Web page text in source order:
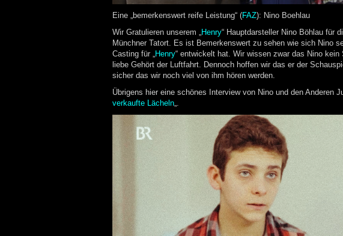
Eine „bemerkenswert reife Leistung“ (FAZ): Nino Boehlau
Wir Gratulieren unserem „Henry“ Hauptdarsteller Nino Böhlau für
Münchner Tatort. Es ist Bemerkenswert zu sehen wie sich Nino
Casting für „Henry“ entwickelt hat. Wir wissen zwar das Nino
liebe Gehört der Luftfahrt. Dennoch hoffen wir das er der
sicher das wir noch viel von ihm hören werden.
Übrigens hier eine schönes Interview von Nino und den Anderen
verkaufte Lächeln„.